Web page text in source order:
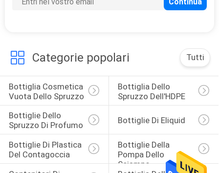
Categorie popolari Tutti
Bottiglia Cosmetica
Vuota Dello Spruzzo
Bottiglia Dello
Spruzzo Dell'HDPE
Bottiglie Dello
Spruzzo Di Profumo
Bottiglie Di Eliquid
Bottiglie Di Plastica
Del Contagoccia
Bottiglie Della
Pompa Dello
Sciampo